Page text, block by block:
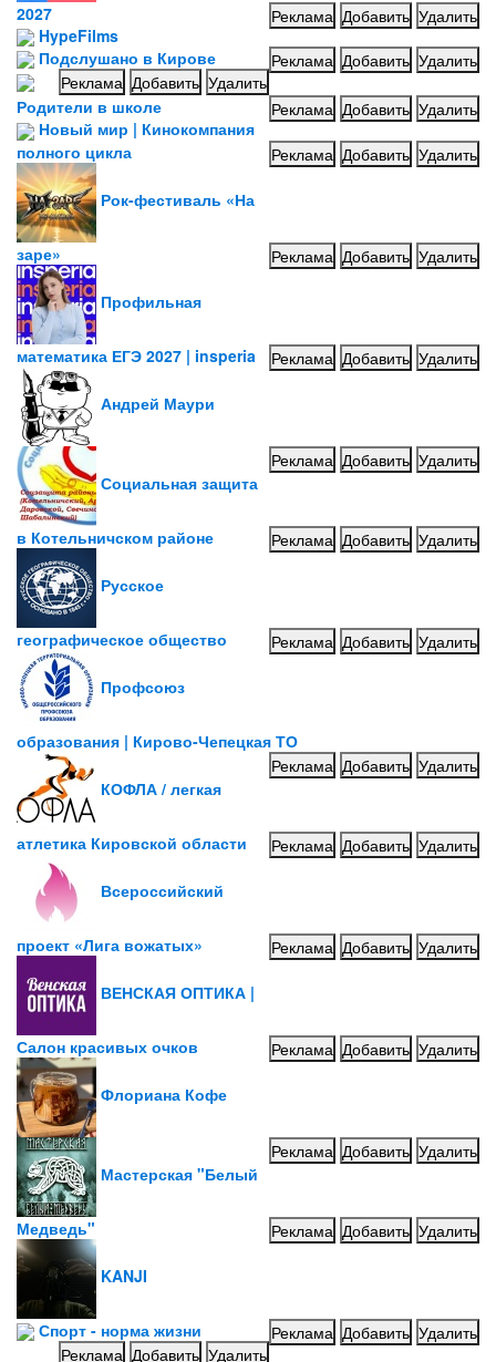
2027 Реклама Добавить Удалить
HypeFilms
Реклама Добавить Удалить
Подслушано в Кирове
Реклама Добавить Удалить
Родители в школе
Реклама Добавить Удалить
Новый мир | Кинокомпания
полного цикла
Реклама Добавить Удалить
Рок-фестиваль «На
заре» Реклама Добавить Удалить
Профильная
математика ЕГЭ 2027 | insperia Реклама Добавить Удалить
Андрей Маури
Реклама Добавить Удалить
Социальная защита
в Котельничском районе Реклама Добавить Удалить
Русское
географическое общество Реклама Добавить Удалить
Профсоюз
образования | Кирово-Чепецкая ТО
Реклама Добавить Удалить
КОФЛА / легкая
атлетика Кировской области Реклама Добавить Удалить
Всероссийский
проект «Лига вожатых» Реклама Добавить Удалить
ВЕНСКАЯ ОПТИКА |
Салон красивых очков Реклама Добавить Удалить
Флориана Кофе
Реклама Добавить Удалить
Мастерская "Белый
Медведь" Реклама Добавить Удалить
KANJI
Реклама Добавить Удалить
Спорт - норма жизни
Реклама Добавить Удалить